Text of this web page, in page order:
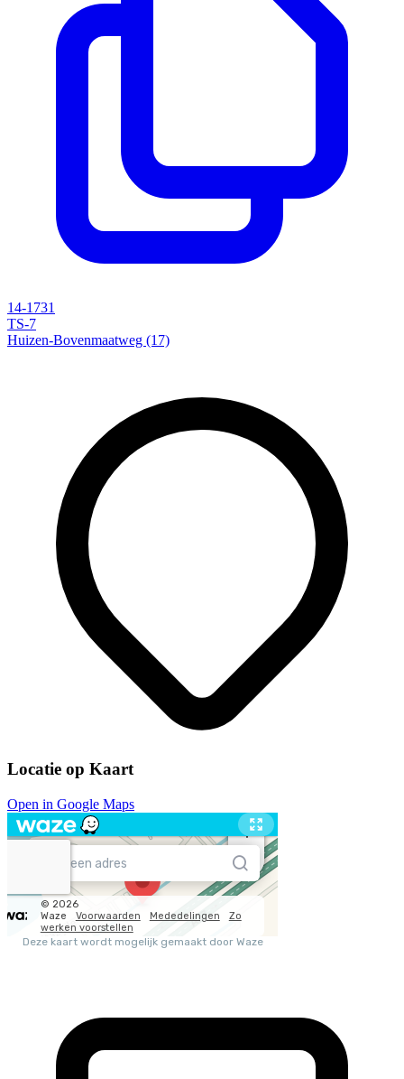
14-1731
TS-7
Huizen-Bovenmaatweg (17)
Locatie op Kaart
Open in Google Maps